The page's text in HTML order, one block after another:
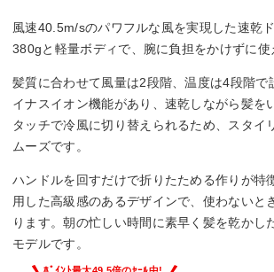
風速40.5m/sのパワフルな風を実現した速乾
380gと軽量ボディで、腕に負担をかけずに使
髪質に合わせて風量は2段階、温度は4段階で
イナスイオン機能があり、速乾しながら髪を
タッチで冷風に切り替えられるため、スタイ
ムーズです。
ハンドルを回すだけで折りたためる作りが特
用した高級感のあるデザインで、使わないと
ります。朝の忙しい時間に素早く髪を乾かし
モデルです。